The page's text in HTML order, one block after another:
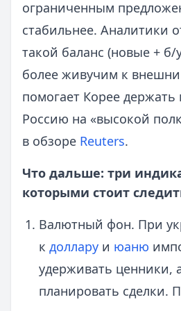
ограниченным
стабильнее. Аналитики
такой баланс (новые + б/
более живучим к
помогает Корее держать
Россию на «высокой
в обзоре Reuters.
Что дальше: три
которыми стоит
Валютный фон. При
к доллару и юаню
удерживать ценники,
планировать сделки.